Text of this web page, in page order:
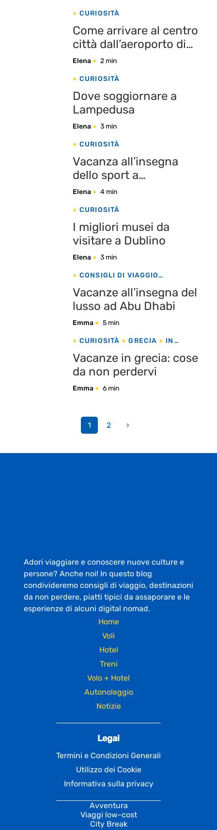
CURIOSITÀ
Come arrivare al centro
città dall’aeroporto di
Marsiglia
Elena 2 min
CURIOSITÀ
Dove soggiornare a
Lampedusa
Elena 3 min
CURIOSITÀ
Vacanza all’insegna
dello sport a
Fuerteventura
Elena 4 min
CURIOSITÀ
I migliori musei da
visitare a Dublino
Elena 3 min
CONSIGLI DI VIAGGIO
TOP LIST
Vacanze all’insegna del
lusso ad Abu Dhabi
Emma 5 min
CURIOSITÀ GRECIA
IN
Vacanze in grecia: cose
da non perdervi
Emma 6 min
1 2 ›
Adori viaggiare e conoscere nuove culture e
persone? Anche noi! In questo blog
condivideremo consigli di viaggio, destinazioni
da non perdere, piatti tipici da assaporare e le
esperienze di alcuni digital nomad.
Home
Voli
Hotel
Treni
Volo + Hotel
Autonoleggio
Notizie
Legal
Termini e Condizioni Generali
Utilizzo dei Cookie
Informativa sulla privacy
Avventura
Viaggi low-cost
City Break